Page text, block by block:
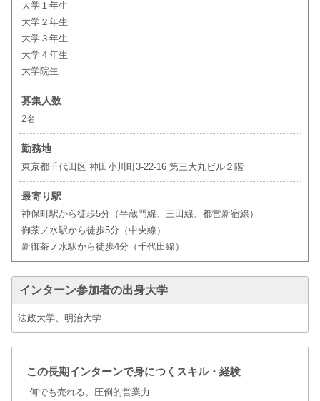
大学１年生
大学２年生
大学３年生
大学４年生
大学院生
募集人数
2名
勤務地
東京都千代田区 神田小川町3-22-16 第三大丸ビル２階
最寄り駅
神保町駅から徒歩5分（半蔵門線、三田線、都営新宿線）
御茶ノ水駅から徒歩5分（中央線）
新御茶ノ水駅から徒歩4分（千代田線）
インターン参加者の出身大学
法政大学、明治大学
この長期インターンで身につくスキル・経験
何でも売れる。圧倒的営業力